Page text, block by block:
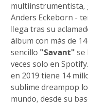
multiinstrumentista,
Anders Eckeborn -
llega tras su
álbum con más de
sencillo "Savant" se
veces solo en
en 2019 tiene 14
sublime dreampop
mundo, desde su